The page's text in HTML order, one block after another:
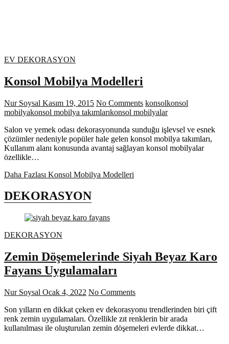
EV DEKORASYON
Konsol Mobilya Modelleri
Nur Soysal Kasım 19, 2015 No Comments konsolkonsol
mobilyakonsol mobilya takımlarıkonsol mobilyalar
Salon ve yemek odası dekorasyonunda sunduğu işlevsel ve esnek
çözümler nedeniyle popüler hale gelen konsol mobilya takımları,
Kullanım alanı konusunda avantaj sağlayan konsol mobilyalar
özellikle…
Daha Fazlası Konsol Mobilya Modelleri
DEKORASYON
DEKORASYON
Zemin Döşemelerinde Siyah Beyaz Karo
Fayans Uygulamaları
Nur Soysal Ocak 4, 2022 No Comments
Son yılların en dikkat çeken ev dekorasyonu trendlerinden biri çift
renk zemin uygulamaları. Özellikle zıt renklerin bir arada
kullanılması ile oluşturulan zemin döşemeleri evlerde dikkat…